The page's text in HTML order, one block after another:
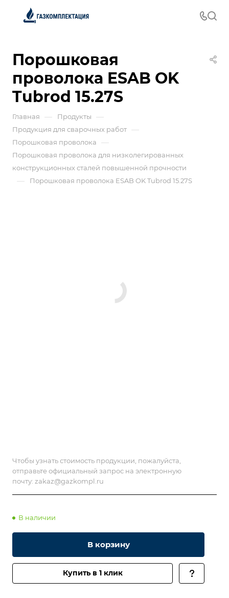
Порошковая
проволока ESAB OK
Tubrod 15.27S
Главная — Продукты —
Продукция для сварочных работ —
Порошковая проволока —
Порошковая проволока для низколегированных
конструкционных сталей повышенной прочности
— Порошковая проволока ESAB OK Tubrod 15.27S
Чтобы узнать стоимость продукции, пожалуйста,
отправьте официальный запрос на электронную
почту: zakaz@gazkompl.ru
В наличии
В корзину
Купить в 1 клик